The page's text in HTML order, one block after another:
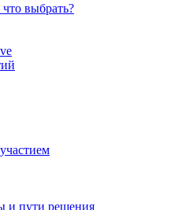
выбрать?
и пути решения